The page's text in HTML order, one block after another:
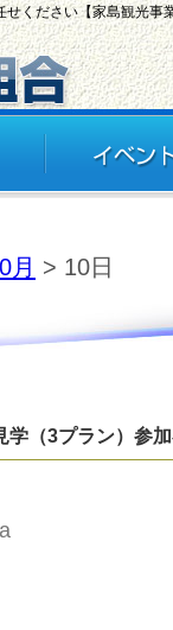
ください【家島観光事
月 > 10日
学（3プラン）参